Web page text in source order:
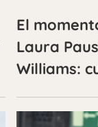
El
Laura
Williams: